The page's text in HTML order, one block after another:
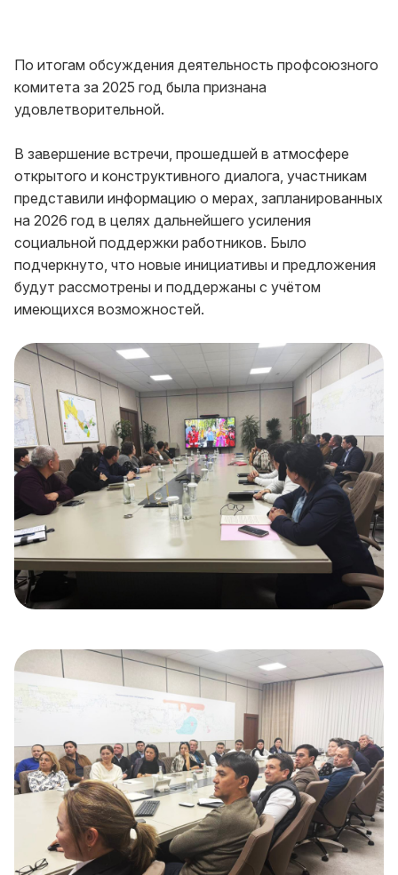
По итогам обсуждения деятельность профсоюзного
комитета за 2025 год была признана
удовлетворительной.
В завершение встречи, прошедшей в атмосфере
открытого и конструктивного диалога, участникам
представили информацию о мерах, запланированных
на 2026 год в целях дальнейшего усиления
социальной поддержки работников. Было
подчеркнуто, что новые инициативы и предложения
будут рассмотрены и поддержаны с учётом
имеющихся возможностей.